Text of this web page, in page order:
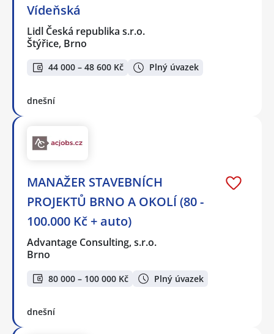
Vídeňská
Lidl Česká republika s.r.o.
Štýřice, Brno
44 000 – 48 600 Kč Plný úvazek
dnešní
MANAŽER STAVEBNÍCH
PROJEKTŮ BRNO A OKOLÍ (80 -
100.000 Kč + auto)
Advantage Consulting, s.r.o.
Brno
80 000 – 100 000 Kč Plný úvazek
dnešní